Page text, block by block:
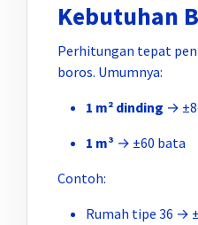
Kebutuhan
Perhitungan tepat
boros. Umumnya:
1 m² dinding →
1 m³ → ±60 bata
Contoh:
Rumah tipe 36 →